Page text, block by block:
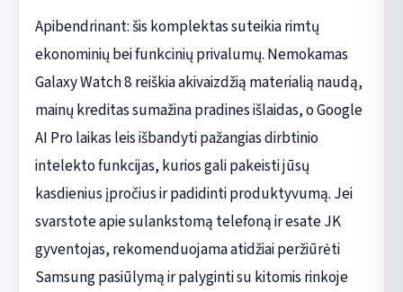
Apibendrinant: šis komplektas suteikia rimtų
ekonominių bei funkcinių privalumų. Nemokamas
Galaxy Watch 8 reiškia akivaizdžią materialią naudą,
mainų kreditas sumažina pradines išlaidas, o Google
AI Pro laikas leis išbandyti pažangias dirbtinio
intelekto funkcijas, kurios gali pakeisti jūsų
kasdienius įpročius ir padidinti produktyvumą. Jei
svarstote apie sulankstomą telefoną ir esate JK
gyventojas, rekomenduojama atidžiai peržiūrėti
Samsung pasiūlymą ir palyginti su kitomis rinkoje